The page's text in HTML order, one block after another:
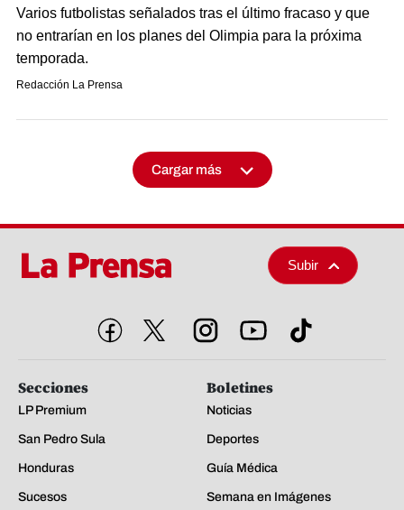
Varios futbolistas señalados tras el último fracaso y que
no entrarían en los planes del Olimpia para la próxima
temporada.
Redacción La Prensa
Cargar más
Subir
Secciones
LP Premium
San Pedro Sula
Honduras
Sucesos
Boletines
Noticias
Deportes
Guía Médica
Semana en Imágenes